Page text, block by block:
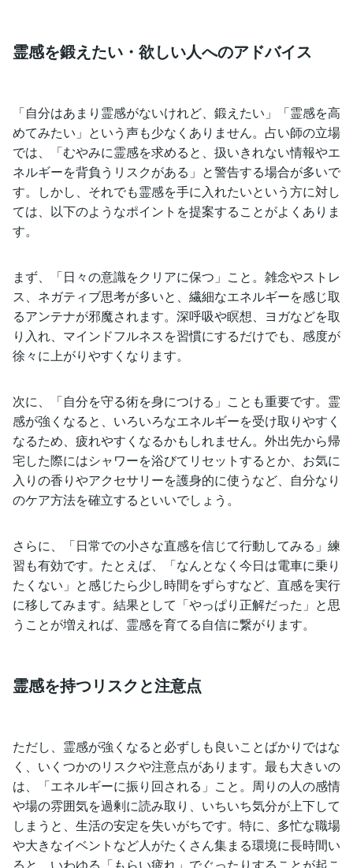
霊感を鍛えたい・欲しい人へのアドバイス
「自分はあまり霊感がないけれど、鍛えたい」「霊感を高
めてみたい」という声も少なくありません。占い師の立場
では、「むやみに霊感を求めると、扱いきれない情報やエ
ネルギーを背負うリスクがある」と警告する場合が多いで
す。しかし、それでも霊感を手に入れたいという方に対し
ては、以下のようなポイントを提案することがよくありま
す。
まず、「日々の意識をクリアに保つ」こと。雑念やストレ
ス、ネガティブ思考が多いと、繊細なエネルギーを感じ取
るアンテナが邪魔されます。深呼吸や瞑想、ヨガなどを取
り入れ、マインドフルネスを習慣にするだけでも、感度が
徐々に上がりやすくなります。
次に、「自分を守る術を身につける」ことも重要です。霊
感が強くなると、いろいろなエネルギーを受け取りやすく
なるため、疲れやすくなるかもしれません。外出先から帰
宅した際にはシャワーを浴びてリセットするとか、お気に
入りの香りやアクセサリーを護身的に使うなど、自分なり
のケア方法を確立するといいでしょう。
さらに、「日常での小さな直感を信じて行動してみる」練
習も有効です。たとえば、「なんとなく今日は電車に乗り
たくない」と感じたら少し時間をずらすなど、直感を実行
に移してみます。結果として「やっぱり正解だった」と思
うことが増えれば、霊感を育てる自信に繋がります。
霊感を持つリスクと注意点
ただし、霊感が強くなると必ずしも良いことばかりではな
く、いくつかのリスクや注意点があります。最も大きいの
は、「エネルギーに振り回される」こと。周りの人の感情
や場の雰囲気を過剰に読み取り、いちいち気分が上下して
しまうと、生活の安定を失いがちです。特に、多忙な職場
や大きなイベントなど人がたくさん集まる環境に長時間い
ると、いわゆる「もらい疲れ」でぐったりすることが起こ